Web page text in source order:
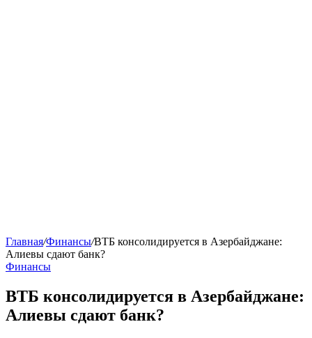
Главная/Финансы/ВТБ консолидируется в Азербайджане:
Алиевы сдают банк?
Финансы
ВТБ консолидируется в Азербайджане:
Алиевы сдают банк?